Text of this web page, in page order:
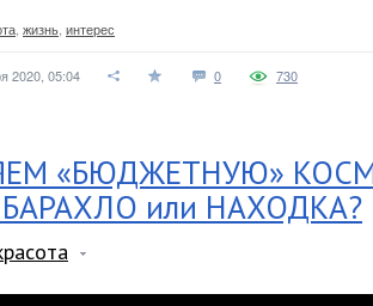
жизнь интерес
2020, 05:04 0 730
«БЮДЖЕТНУЮ»
БАРАХЛО или НАХОДКА?